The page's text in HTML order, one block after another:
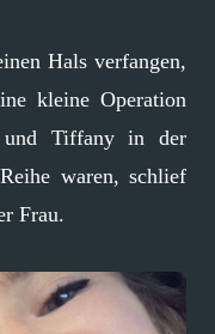
Hals verfangen,
kleine Operation
und Tiffany in der
waren, schlief
Frau.